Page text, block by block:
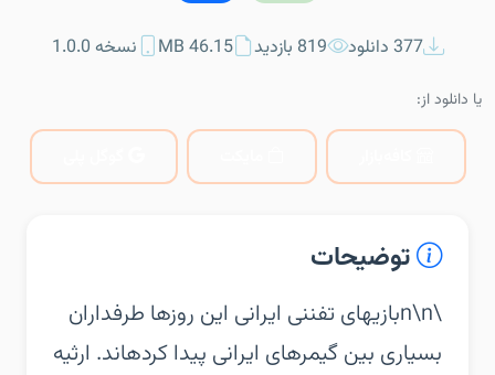
377 دانلود 819 بازدید 46.15 MB نسخه 1.0.0
یا دانلود از:
توضیحات
\n\nبازیهای تفننی ایرانی این روزها طرفداران
بسیاری بین گیمرهای ایرانی پیدا کردهاند. ارثیه